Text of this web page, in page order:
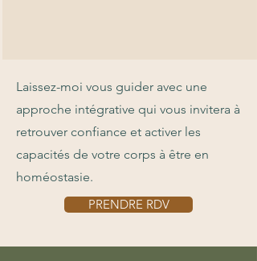
Laissez-moi vous guider avec une
approche intégrative qui vous invitera à
retrouver confiance et activer les
capacités de votre corps à être en
homéostasie.
PRENDRE RDV